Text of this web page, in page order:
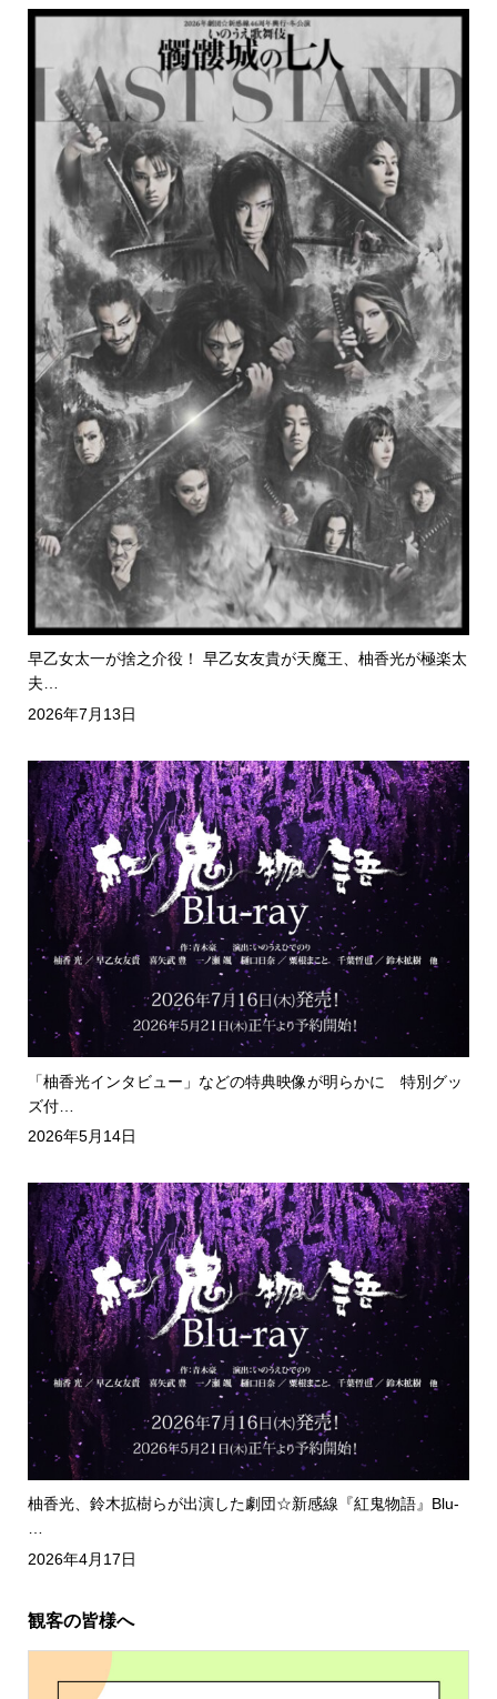
早乙女太一が捨之介役！ 早乙女友貴が天魔王、柚香光が極楽太
夫…
2026年7月13日
「柚香光インタビュー」などの特典映像が明らかに 特別グッ
ズ付…
2026年5月14日
柚香光、鈴木拡樹らが出演した劇団☆新感線『紅鬼物語』Blu-
2026年4月17日
観客の皆様へ